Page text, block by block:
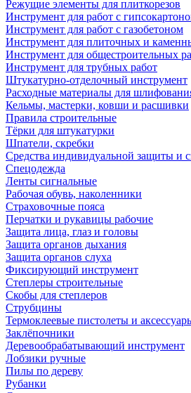
Режущие элементы для плиткорезов
Инструмент для работ с
Инструмент для работ с газобетоном
Инструмент для плиточных и
Инструмент для общестроительных
Инструмент для трубных работ
Штукатурно-отделочный инструмент
Расходные материалы для
Кельмы, мастерки, ковши и расшивки
Правила строительные
Тёрки для штукатурки
Шпатели, скребки
Средства индивидуальной защиты и
Спецодежда
Ленты сигнальные
Рабочая обувь, наколенники
Страховочные пояса
Перчатки и рукавицы рабочие
Защита лица, глаз и головы
Защита органов дыхания
Защита органов слуха
Фиксирующий инструмент
Степлеры строительные
Скобы для степлеров
Струбцины
Термоклеевые пистолеты и
Заклёпочники
Деревообрабатывающий инструмент
Лобзики ручные
Пилы по дереву
Рубанки